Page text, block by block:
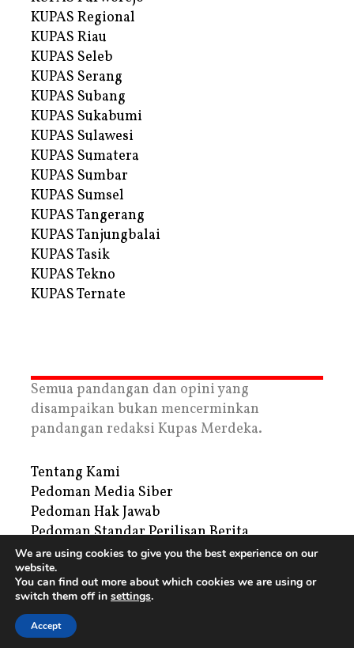
KUPAS Regional
KUPAS Riau
KUPAS Seleb
KUPAS Serang
KUPAS Subang
KUPAS Sukabumi
KUPAS Sulawesi
KUPAS Sumatera
KUPAS Sumbar
KUPAS Sumsel
KUPAS Tangerang
KUPAS Tanjungbalai
KUPAS Tasik
KUPAS Tekno
KUPAS Ternate
Semua pandangan dan opini yang
disampaikan bukan mencerminkan
pandangan redaksi Kupas Merdeka.
Tentang Kami
Pedoman Media Siber
Pedoman Hak Jawab
Pedoman Standar Perilisan Berita
Privacy Policy
Periklanan
Copyright © 2026 | PT. Tegar Kupas Mediatama
We are using cookies to give you the best experience on our
website.
You can find out more about which cookies we are using or
switch them off in settings.
Accept